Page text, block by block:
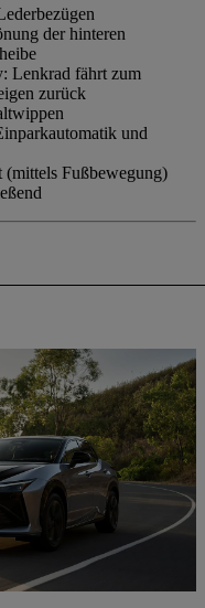
der hinteren
Lenkrad fährt zum
zurück
und
(mittels Fußbewegung)